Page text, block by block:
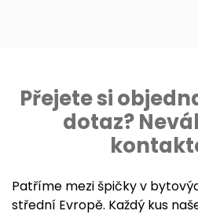
Přejete si
dotaz?
Patříme mezi špičky v
střední Evropě. Každý kus